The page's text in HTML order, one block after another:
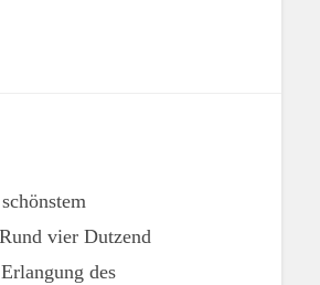
vier Dutzend
des